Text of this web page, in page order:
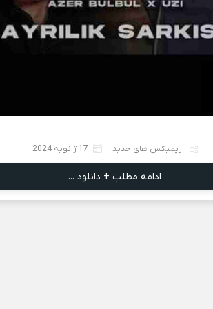
ریمیکس های جدید 17 ژانویه 2024
ادامه مطلب + دانلود ...